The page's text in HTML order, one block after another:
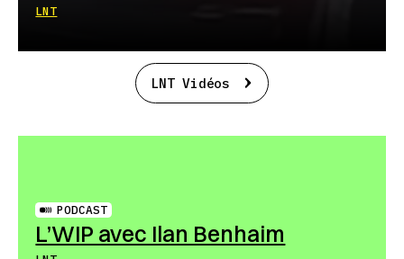
LNT
LNT Vidéos
PODCAST
L’WIP avec Ilan Benhaim